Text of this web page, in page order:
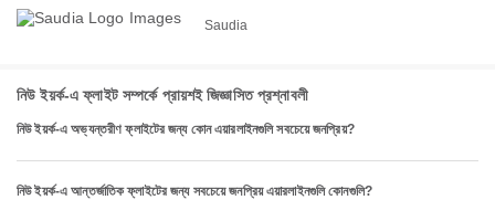
Saudia
নিউ ইয়র্ক-এ ফ্লাইট সম্পর্কে প্রায়শই জিজ্ঞাসিত প্রশ্নাবলী
নিউ ইয়র্ক-এ অভ্যন্তরীণ ফ্লাইটের জন্য কোন এয়ারলাইনগুলি সবচেয়ে জনপ্রিয়?
নিউ ইয়র্ক-এ আন্তর্জাতিক ফ্লাইটের জন্য সবচেয়ে জনপ্রিয় এয়ারলাইনগুলি কোনগুলি?